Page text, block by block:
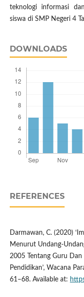
teknologi informasi
siswa di SMP Negeri 4
DOWNLOADS
REFERENCES
Darmawan, C. (2020)
Menurut Undang-
2005 Tentang Guru
Pendidikan’, Wacana
61–68. Available at: